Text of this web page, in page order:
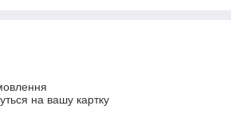
на вашу картку